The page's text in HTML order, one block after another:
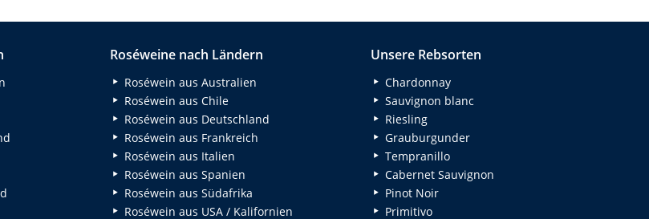
Roséweine nach Ländern
Roséwein aus Australien
Roséwein aus Chile
Roséwein aus Deutschland
Roséwein aus Frankreich
Roséwein aus Italien
Roséwein aus Spanien
Roséwein aus Südafrika
Roséwein aus USA / Kalifornien
Unsere Rebsorten
Chardonnay
Sauvignon blanc
Riesling
Grauburgunder
Tempranillo
Cabernet Sauvignon
Pinot Noir
Primitivo